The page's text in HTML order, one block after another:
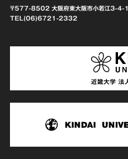
〒577-8502 大阪府東大阪市小若江3-4-1
TEL(06)6721-2332